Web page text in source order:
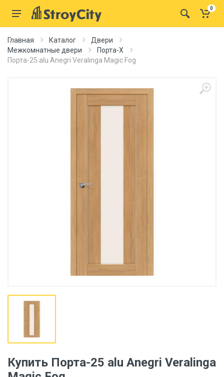
0
Главная Каталог
Двери
Межкомнатные двери
Порта-X
Порта-25 alu Anegri Veralinga Magic Fog
Купить Порта-25 alu Anegri Veralinga